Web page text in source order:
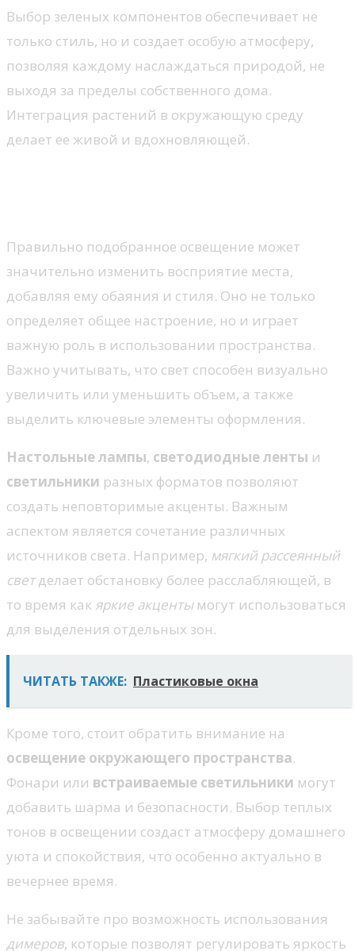
Выбор зеленых компонентов обеспечивает не
только стиль, но и создает особую атмосферу,
позволяя каждому наслаждаться природой, не
выходя за пределы собственного дома.
Интеграция растений в окружающую среду
делает ее живой и вдохновляющей.
Правильно подобранное освещение может
значительно изменить восприятие места,
добавляя ему обаяния и стиля. Оно не только
определяет общее настроение, но и играет
важную роль в использовании пространства.
Важно учитывать, что свет способен визуально
увеличить или уменьшить объем, а также
выделить ключевые элементы оформления.
Настольные лампы, светодиодные ленты и
светильники разных форматов позволяют
создать неповторимые акценты. Важным
аспектом является сочетание различных
источников света. Например, мягкий рассеянный
светделает обстановку более расслабляющей, в
то время как яркие акцентымогут использоваться
для выделения отдельных зон.
ЧИТАТЬ ТАКЖЕ: Пластиковые окна
Кроме того, стоит обратить внимание на
освещение окружающего пространства.
Фонари или встраиваемые светильники могут
добавить шарма и безопасности. Выбор теплых
тонов в освещении создаст атмосферу домашнего
уюта и спокойствия, что особенно актуально в
вечернее время.
Не забывайте про возможность использования
димеров, которые позволят регулировать яркость